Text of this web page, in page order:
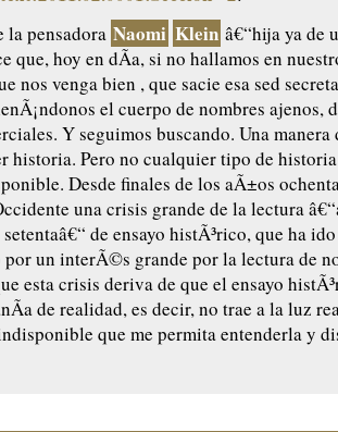
la pensadora Naomi Klein â€“hija ya de
que, hoy en dÃ­a, si no hallamos en
nos venga bien , que sacie esa sed
el cuerpo de nombres ajenos,
Y seguimos buscando. Una manera
historia. Pero no cualquier tipo de
Desde finales de los aÃ±os
una crisis grande de la lectura
de ensayo histÃ³rico, que ha
por un interÃ©s grande por la lectura de
esta crisis deriva de que el ensayo
de realidad, es decir, no trae a la luz
que me permita entenderla y